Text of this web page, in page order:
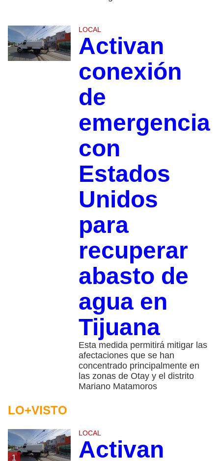
LOCAL
Activan
conexión
de
emergencia
con
Estados
Unidos
para
recuperar
abasto de
agua en
Tijuana
Esta medida permitirá mitigar las
afectaciones que se han
concentrado principalmente en
las zonas de Otay y el distrito
Mariano Matamoros
LO+VISTO
1
LOCAL
Activan